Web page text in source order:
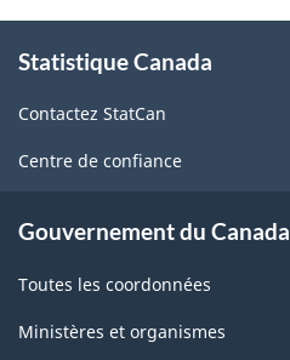
du
Nord
(SCIAN)
2022
version
-
Structure
propos
ce
site
Statistique Canada
Contactez StatCan
Centre de confiance
Gouvernement du Canada
Toutes les coordonnées
Ministères et organismes